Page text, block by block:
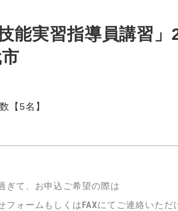
能実習指導員講習
【5名】
ぎて、お申込ご希望の際は
フォームもしくはFAXにてご連絡いただ